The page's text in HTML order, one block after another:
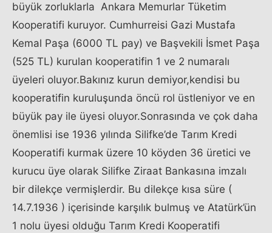
büyük zorluklarla Ankara Memurlar Tüketim
Kooperatifi kuruyor. Cumhurreisi Gazi Mustafa
Kemal Paşa (6000 TL pay) ve Başvekili İsmet Paşa
(525 TL) kurulan kooperatifin 1 ve 2 numaralı
üyeleri oluyor.Bakınız kurun demiyor,kendisi bu
kooperatifin kuruluşunda öncü rol üstleniyor ve en
büyük pay ile üyesi oluyor.Sonrasında ve çok daha
önemlisi ise 1936 yılında Silifke’de Tarım Kredi
Kooperatifi kurmak üzere 10 köyden 36 üretici ve
kurucu üye olarak Silifke Ziraat Bankasına imzalı
bir dilekçe vermişlerdir. Bu dilekçe kısa süre (
14.7.1936 ) içerisinde karşılık bulmuş ve Atatürk’ün
1 nolu üyesi olduğu Tarım Kredi Kooperatifi